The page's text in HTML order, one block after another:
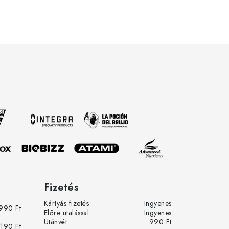
az
Ft
Ft
Fizetés
Kártyás fizetés
Ingyenes
Előre utalással
Ingyenes
Utánvét
990 Ft